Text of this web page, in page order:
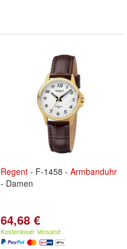
Regent - F-1458 - Armbanduhr
- Damen
64,68 €
Kostenloser Versand